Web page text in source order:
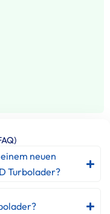
neuen
Turbolader?